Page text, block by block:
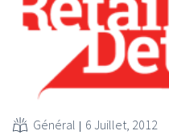
Général 6 Juillet, 2012